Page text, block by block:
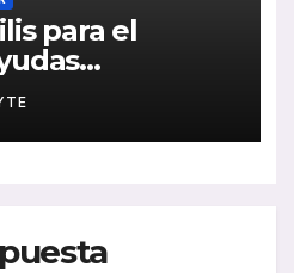
para el
costes
el arranque de